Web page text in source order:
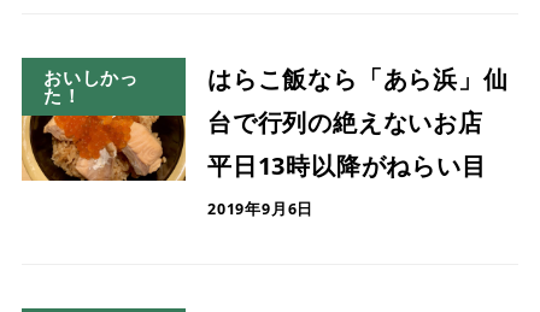
おいしかっ
た！
はらこ飯なら「あら浜」仙
台で行列の絶えないお店
平日13時以降がねらい目
2019年9月6日